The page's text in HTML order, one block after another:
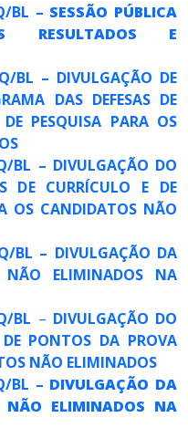
BL – SESSÃO PÚBLICA
RESULTADOS E
BL – DIVULGAÇÃO DE
DAS DEFESAS DE
PESQUISA PARA OS
BL – DIVULGAÇÃO DO
DE CURRÍCULO E DE
OS CANDIDATOS NÃO
BL – DIVULGAÇÃO DA
NÃO ELIMINADOS NA
BL – DIVULGAÇÃO DO
PONTOS DA PROVA
NÃO ELIMINADOS
BL – DIVULGAÇÃO DA
NÃO ELIMINADOS NA